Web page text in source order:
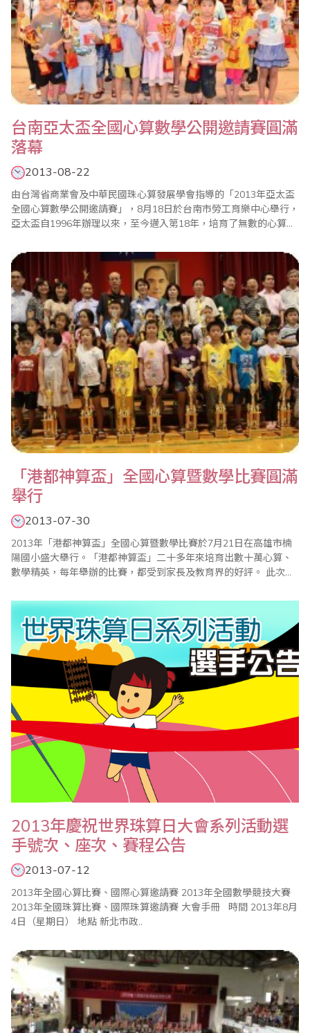
台南亞太盃全國心算數學公開邀請賽圓滿
落幕
2013-08-22
由台灣省商業會及中華民國珠心算發展學會指導的「2013年亞太盃
全國心算數學公開邀請賽」，8月18日於台南市勞工育樂中心舉行，
亞太盃自1996年辦理以來，至今邁入第18年，培育了無數的心算數
友藉由比賽體會「一分耕耘、一分收穫」的學習道理。整個比賽依
據大會程序表進行，加上細心的評分統計，最後圓滿結束。 今年亞
太盃賽事總計邀請北、中、南計六..
「港都神算盃」全國心算暨數學比賽圓滿
舉行
2013-07-30
2013年「港都神算盃」全國心算暨數學比賽於7月21日在高雄市楠
陽國小盛大舉行。「港都神算盃」二十多年來培育出數十萬心算、
數學精英，每年舉辦的比賽，都受到家長及教育界的好評。 此次比
準時進行心算比賽，8點50分數學比賽。10點成績陸續公佈，分為
幼稚園、一年級到六年級等組，主辦單位每年均以獎學金鼓勵前三
名得獎選手，名列前茅的小選手除..
2013年慶祝世界珠算日大會系列活動選
手號次、座次、賽程公告
2013-07-12
2013年全國心算比賽、國際心算邀請賽 2013年全國數學競技大賽
2013年全國珠算比賽、國際珠算邀請賽 大會手冊 時間 2013年8月
4日（星期日） 地點 新北市政..